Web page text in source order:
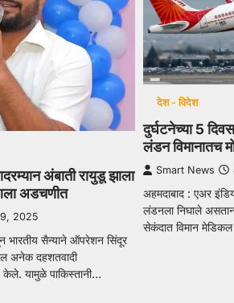
अंबाती रायुडू झाला
अडचणीत
2025
भारतीय सैन्याने ऑपरेशन सिंदूर
अनेक दहशतवादी
यामुळे पाकिस्तानी…
देश - विदेश
दुर्घटनेच्या 5
लंडन विमानातच
Smart News
अहमदाबाद : एअर
लंडनला निघाले
सेकंदात विमान